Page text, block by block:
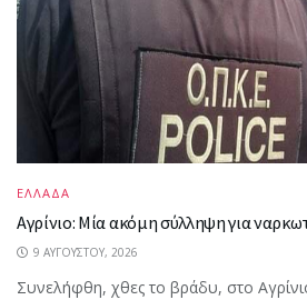
ΕΛΛΑΔΑ
Αγρίνιο: Μία ακόμη σύλληψη για
9 ΑΥΓΟΎΣΤΟΥ, 2026
Συνελήφθη, χθες το βράδυ, στο